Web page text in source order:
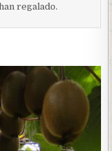
regalado.